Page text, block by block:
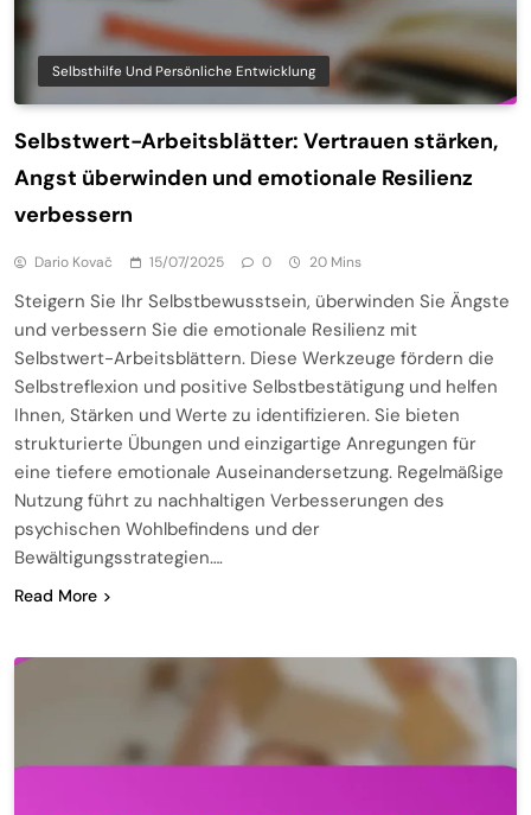
Selbsthilfe Und Persönliche Entwicklung
Selbstwert-Arbeitsblätter: Vertrauen stärken,
Angst überwinden und emotionale Resilienz
verbessern
Dario Kovač 15/07/2025 0 20 Mins
Steigern Sie Ihr Selbstbewusstsein, überwinden Sie Ängste
und verbessern Sie die emotionale Resilienz mit
Selbstwert-Arbeitsblättern. Diese Werkzeuge fördern die
Selbstreflexion und positive Selbstbestätigung und helfen
Ihnen, Stärken und Werte zu identifizieren. Sie bieten
strukturierte Übungen und einzigartige Anregungen für
eine tiefere emotionale Auseinandersetzung. Regelmäßige
Nutzung führt zu nachhaltigen Verbesserungen des
psychischen Wohlbefindens und der
Bewältigungsstrategien….
Read More